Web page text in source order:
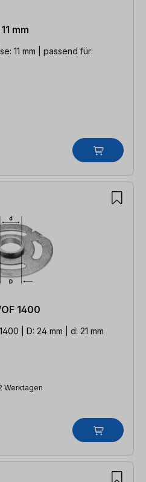
mm
11 mm | passend für:
1400
| D: 24 mm | d: 21 mm
Werktagen